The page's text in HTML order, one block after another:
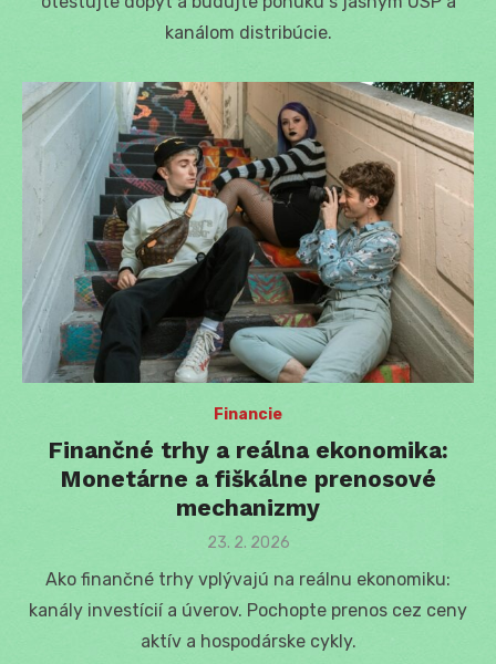
kanálom distribúcie.
Financie
Finančné trhy a reálna ekonomika:
Monetárne a fiškálne prenosové
mechanizmy
Posted
23. 2. 2026
Ako finančné trhy vplývajú na reálnu ekonomiku:
kanály investícií a úverov. Pochopte prenos cez ceny
aktív a hospodárske cykly.